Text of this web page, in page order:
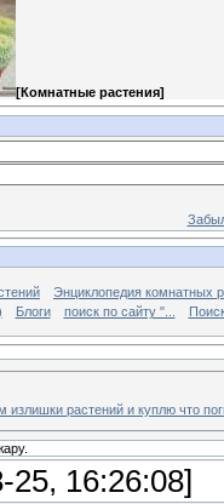
[Комнатные растения]
Энциклопедия комнатных
Блоги поиск по сайту "...
излишки растений и куплю что
25, 16:26:08]